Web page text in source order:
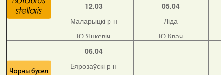
12.03
Маларыцкі р-н
Ю.Янкевіч
05.04
Ліда
Ю.Квач
06.04
Бярозаўскі р-н